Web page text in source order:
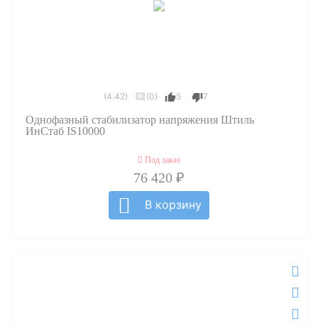
(4.42) (0) 5 7
Однофазный стабилизатор напряжения Штиль
ИнСтаб IS10000
Под заказ
76 420 ₽
В корзину